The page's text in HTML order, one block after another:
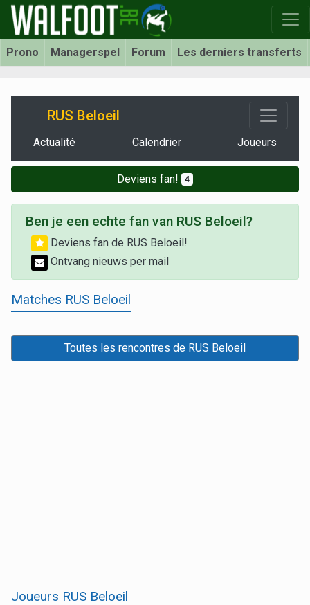
Prono Managerspel Forum Les derniers transferts
RUS Beloeil
Actualité Calendrier Joueurs
Deviens fan! 4
Ben je een echte fan van RUS Beloeil?
Deviens fan de RUS Beloeil!
Ontvang nieuws per mail
Matches RUS Beloeil
Toutes les rencontres de RUS Beloeil
Joueurs RUS Beloeil